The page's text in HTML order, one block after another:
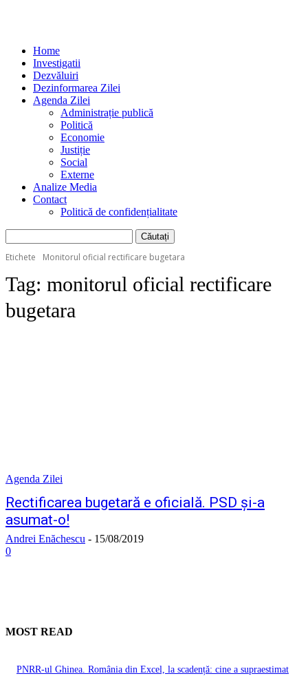
Home
Investigatii
Dezvăluiri
Dezinformarea Zilei
Agenda Zilei
Administrație publică
Politică
Economie
Justiție
Social
Externe
Analize Media
Contact
Politică de confidențialitate
Etichete Monitorul oficial rectificare bugetara
Tag: monitorul oficial rectificare
bugetara
Agenda Zilei
Rectificarea bugetară e oficială. PSD și-a
asumat-o!
Andrei Enăchescu - 15/08/2019
0
MOST READ
PNRR-ul Ghinea. România din Excel, la scadență: cine a supraestimat